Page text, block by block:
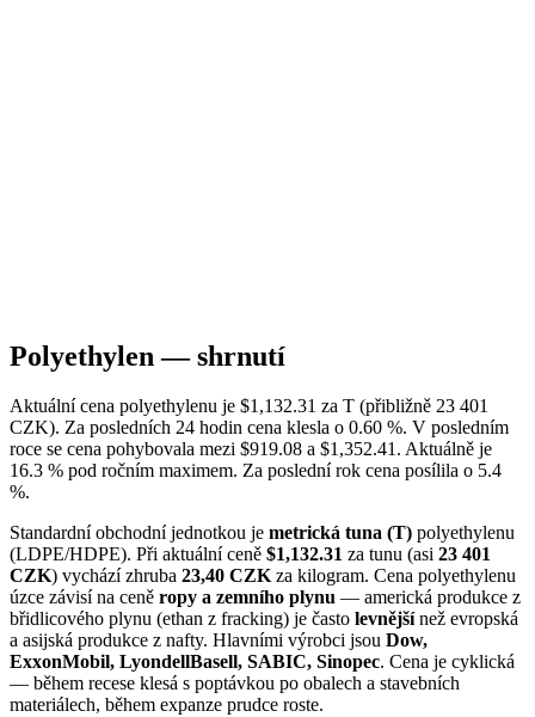
Polyethylen — shrnutí
Aktuální cena polyethylenu je $1,132.31 za T (přibližně 23 401
CZK). Za posledních 24 hodin cena klesla o 0.60 %. V posledním
roce se cena pohybovala mezi $919.08 a $1,352.41. Aktuálně je
16.3 % pod ročním maximem. Za poslední rok cena posílila o 5.4
%.
Standardní obchodní jednotkou je metrická tuna (T) polyethylenu
(LDPE/HDPE). Při aktuální ceně $1,132.31 za tunu (asi 23 401
CZK) vychází zhruba 23,40 CZKza kilogram. Cena polyethylenu
úzce závisí na ceně ropy a zemního plynu — americká produkce z
břidlicového plynu (ethan z fracking) je často levnějšínež evropská
a asijská produkce z nafty. Hlavními výrobci jsou Dow,
ExxonMobil, LyondellBasell, SABIC, Sinopec. Cena je cyklická
— během recese klesá s poptávkou po obalech a stavebních
materiálech, během expanze prudce roste.